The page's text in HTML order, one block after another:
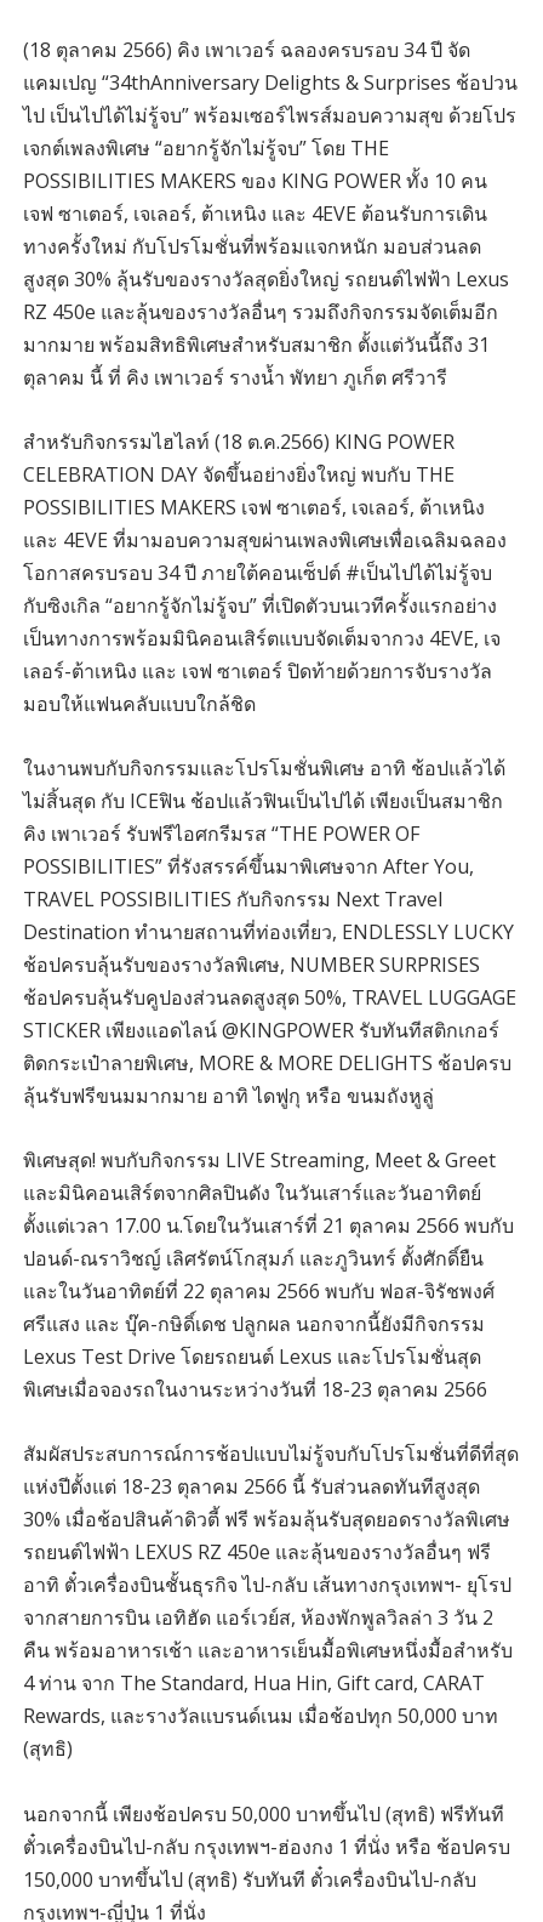
(18 ตุลาคม 2566) คิง เพาเวอร์ ฉลองครบรอบ 34 ปี จัด
แคมเปญ “34thAnniversary Delights & Surprises ช้อปวน
ไป เป็นไปได้ไม่รู้จบ” พร้อมเซอร์ไพรส์มอบความสุข ด้วยโปร
เจกต์เพลงพิเศษ “อยากรู้จักไม่รู้จบ” โดย THE
POSSIBILITIES MAKERS ของ KING POWER ทั้ง 10 คน
เจฟ ซาเตอร์, เจเลอร์, ต้าเหนิง และ 4EVE ต้อนรับการเดิน
ทางครั้งใหม่ กับโปรโมชั่นที่พร้อมแจกหนัก มอบส่วนลด
สูงสุด 30% ลุ้นรับของรางวัลสุดยิ่งใหญ่ รถยนต์ไฟฟ้า Lexus
RZ 450e และลุ้นของรางวัลอื่นๆ รวมถึงกิจกรรมจัดเต็มอีก
มากมาย พร้อมสิทธิพิเศษสำหรับสมาชิก ตั้งแต่วันนี้ถึง 31
ตุลาคม นี้ ที่ คิง เพาเวอร์ รางน้ำ พัทยา ภูเก็ต ศรีวารี
สำหรับกิจกรรมไฮไลท์ (18 ต.ค.2566) KING POWER
CELEBRATION DAY จัดขึ้นอย่างยิ่งใหญ่ พบกับ THE
POSSIBILITIES MAKERS เจฟ ซาเตอร์, เจเลอร์, ต้าเหนิง
และ 4EVE ที่มามอบความสุขผ่านเพลงพิเศษเพื่อเฉลิมฉลอง
โอกาสครบรอบ 34 ปี ภายใต้คอนเซ็ปต์ #เป็นไปได้ไม่รู้จบ
กับซิงเกิล “อยากรู้จักไม่รู้จบ” ที่เปิดตัวบนเวทีครั้งแรกอย่าง
เป็นทางการพร้อมมินิคอนเสิร์ตแบบจัดเต็มจากวง 4EVE, เจ
เลอร์-ต้าเหนิง และ เจฟ ซาเตอร์ ปิดท้ายด้วยการจับรางวัล
มอบให้แฟนคลับแบบใกล้ชิด
ในงานพบกับกิจกรรมและโปรโมชั่นพิเศษ อาทิ ช้อปแล้วได้
ไม่สิ้นสุด กับ ICEฟิน ช้อปแล้วฟินเป็นไปได้ เพียงเป็นสมาชิก
คิง เพาเวอร์ รับฟรีไอศกรีมรส “THE POWER OF
POSSIBILITIES” ที่รังสรรค์ขึ้นมาพิเศษจาก After You,
TRAVEL POSSIBILITIES กับกิจกรรม Next Travel
Destination ทำนายสถานที่ท่องเที่ยว, ENDLESSLY LUCKY
ช้อปครบลุ้นรับของรางวัลพิเศษ, NUMBER SURPRISES
ช้อปครบลุ้นรับคูปองส่วนลดสูงสุด 50%, TRAVEL LUGGAGE
STICKER เพียงแอดไลน์ @KINGPOWER รับทันทีสติกเกอร์
ติดกระเป๋าลายพิเศษ, MORE & MORE DELIGHTS ช้อปครบ
ลุ้นรับฟรีขนมมากมาย อาทิ ไดฟูกุ หรือ ขนมถังหูลู่
พิเศษสุด! พบกับกิจกรรม LIVE Streaming, Meet & Greet
และมินิคอนเสิร์ตจากศิลปินดัง ในวันเสาร์และวันอาทิตย์
ตั้งแต่เวลา 17.00 น.โดยในวันเสาร์ที่ 21 ตุลาคม 2566 พบกับ
ปอนด์-ณราวิชญ์ เลิศรัตน์โกสุมภ์ และภูวินทร์ ตั้งศักดิ์ยืน
และในวันอาทิตย์ที่ 22 ตุลาคม 2566 พบกับ ฟอส-จิรัชพงศ์
ศรีแสง และ บุ๊ค-กษิดิ์เดช ปลูกผล นอกจากนี้ยังมีกิจกรรม
Lexus Test Drive โดยรถยนต์ Lexus และโปรโมชั่นสุด
พิเศษเมื่อจองรถในงานระหว่างวันที่ 18-23 ตุลาคม 2566
สัมผัสประสบการณ์การช้อปแบบไม่รู้จบกับโปรโมชั่นที่ดีที่สุด
แห่งปีตั้งแต่ 18-23 ตุลาคม 2566 นี้ รับส่วนลดทันทีสูงสุด
30% เมื่อช้อปสินค้าดิวตี้ ฟรี พร้อมลุ้นรับสุดยอดรางวัลพิเศษ
รถยนต์ไฟฟ้า LEXUS RZ 450e และลุ้นของรางวัลอื่นๆ ฟรี
อาทิ ตั๋วเครื่องบินชั้นธุรกิจ ไป-กลับ เส้นทางกรุงเทพฯ- ยุโรป
จากสายการบิน เอทิฮัด แอร์เวย์ส, ห้องพักพูลวิลล่า 3 วัน 2
คืน พร้อมอาหารเช้า และอาหารเย็นมื้อพิเศษหนึ่งมื้อสำหรับ
4 ท่าน จาก The Standard, Hua Hin, Gift card, CARAT
Rewards, และรางวัลแบรนด์เนม เมื่อช้อปทุก 50,000 บาท
(สุทธิ)
นอกจากนี้ เพียงช้อปครบ 50,000 บาทขึ้นไป (สุทธิ) ฟรีทันที
ตั๋วเครื่องบินไป-กลับ กรุงเทพฯ-ฮ่องกง 1 ที่นั่ง หรือ ช้อปครบ
150,000 บาทขึ้นไป (สุทธิ) รับทันที ตั๋วเครื่องบินไป-กลับ
กรุงเทพฯ-ญี่ปุ่น 1 ที่นั่ง